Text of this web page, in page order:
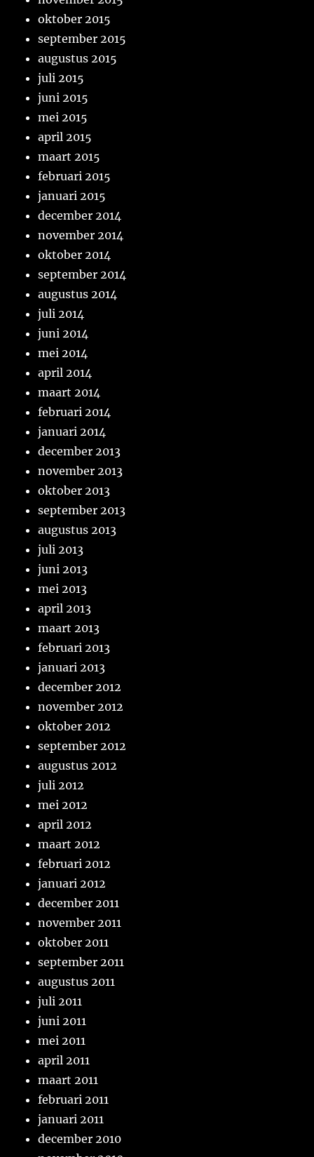
oktober 2015
september 2015
augustus 2015
juli 2015
juni 2015
mei 2015
april 2015
maart 2015
februari 2015
januari 2015
december 2014
november 2014
oktober 2014
september 2014
augustus 2014
juli 2014
juni 2014
mei 2014
april 2014
maart 2014
februari 2014
januari 2014
december 2013
november 2013
oktober 2013
september 2013
augustus 2013
juli 2013
juni 2013
mei 2013
april 2013
maart 2013
februari 2013
januari 2013
december 2012
november 2012
oktober 2012
september 2012
augustus 2012
juli 2012
mei 2012
april 2012
maart 2012
februari 2012
januari 2012
december 2011
november 2011
oktober 2011
september 2011
augustus 2011
juli 2011
juni 2011
mei 2011
april 2011
maart 2011
februari 2011
januari 2011
december 2010